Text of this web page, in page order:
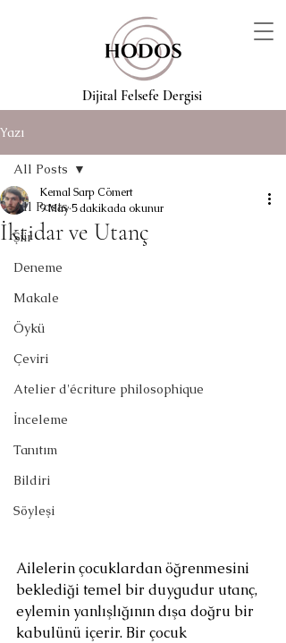
Dijital Felsefe Dergisi
Yazı
All Posts
Şiir
Deneme
Makale
Öykü
Çeviri
Atelier d'écriture philosophique
İnceleme
Tanıtım
Bildiri
Söyleşi
All Posts
İktidar ve Utanç
Kemal Sarp Cömert
9 May5 dakikada okunur
Ailelerin çocuklardan öğrenmesini
beklediği temel bir duygudur utanç,
eylemin yanlışlığının dışa doğru bir
kabulünü içerir. Bir çocuk